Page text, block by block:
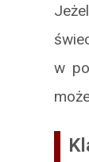
w